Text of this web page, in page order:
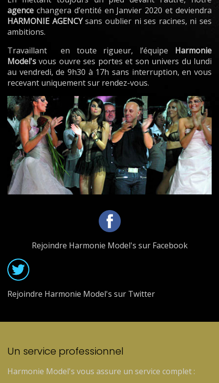
agence changera d’entité en Janvier 2020 et deviendra
HARMONIE AGENCYsans oublier ni ses racines, ni ses
ambitions.
Travaillant en toute rigueur, l’équipe Harmonie
Model's vous ouvre ses portes et son univers du lundi
au vendredi, de 9h30 à 17h sans interruption, en vous
recevant uniquement sur rendez-vous.
Rejoindre Harmonie Model's sur Facebook
Rejoindre Harmonie Model's sur Twitter
Un service professionnel
Harmonie Model's vous assure un service complet :